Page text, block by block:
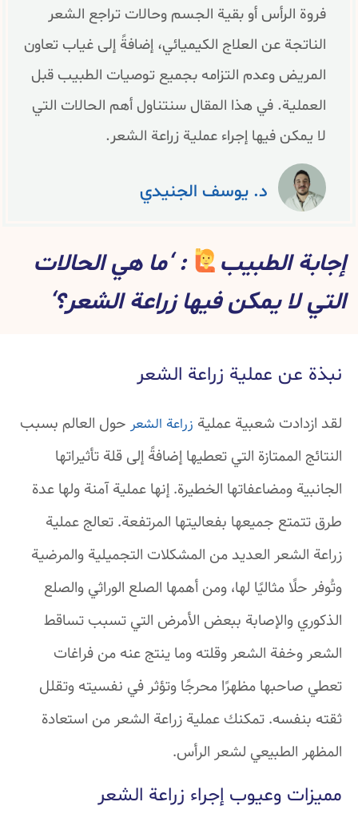
فروة الرأس أو بقية الجسم وحالات تراجع الشعر
الناتجة عن العلاج الكيميائي، إضافةً إلى غياب تعاون
المريض وعدم التزامه بجميع توصيات الطبيب قبل
العملية. في هذا المقال سنتناول أهم الحالات التي
لا يمكن فيها إجراء عملية زراعة الشعر.
د. يوسف الجنيدي
إجابة الطبيب
: ‘ما هي الحالات
التي لا يمكن فيها زراعة الشعر؟‘
نبذة عن عملية زراعة الشعر
لقد ازدادت شعبية عملية زراعة الشعرحول العالم بسبب
النتائج الممتازة التي تعطيها إضافةً إلى قلة تأثيراتها
الجانبية ومضاعفاتها الخطيرة. إنها عملية آمنة ولها عدة
طرق تتمتع جميعها بفعاليتها المرتفعة. تعالج عملية
زراعة الشعر العديد من المشكلات التجميلية والمرضية
وتُوفر حلًا مثاليًا لها، ومن أهمها الصلع الوراثي والصلع
الذكوري والإصابة ببعض الأمرض التي تسبب تساقط
الشعر وخفة الشعر وقلته وما ينتج عنه من فراغات
تعطي صاحبها مظهرًا محرجًا وتؤثر في نفسيته وتقلل
ثقته بنفسه. تمكنك عملية زراعة الشعر من استعادة
المظهر الطبيعي لشعر الرأس.
مميزات وعيوب إجراء زراعة الشعر